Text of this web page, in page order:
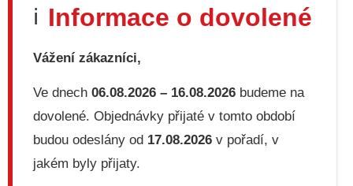
a
c
v
k
y
v
ℹ️ Informace o dovolené
Vážení zákazníci,
Ve dnech 06.08.2026 – 16.08.2026 budeme na
dovolené. Objednávky přijaté v tomto období
budou odeslány od 17.08.2026 v pořadí, v
jakém byly přijaty.